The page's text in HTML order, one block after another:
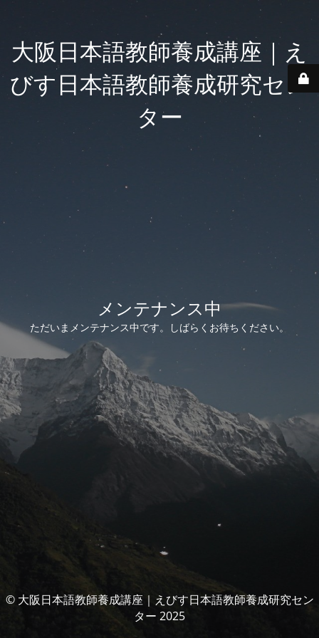
大阪日本語教師養成講座｜え
びす日本語教師養成研究セン
ター
メンテナンス中
ただいまメンテナンス中です。しばらくお待ちください。
© 大阪日本語教師養成講座｜えびす日本語教師養成研究セン
ター 2025